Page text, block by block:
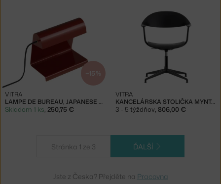
−15 %
LAMPE DE BUREAU, JAPANESE RED
VITRA
Skladom 1 ks, 250,75 €
KANCELÁRSKA STOLIČKA MYNT, BLACK
VITRA
3 - 5 týždňov, 806,00 €
Stránka 1 ze 3 ĎALŠÍ
Jste z Česka? Přejděte na Pracovna